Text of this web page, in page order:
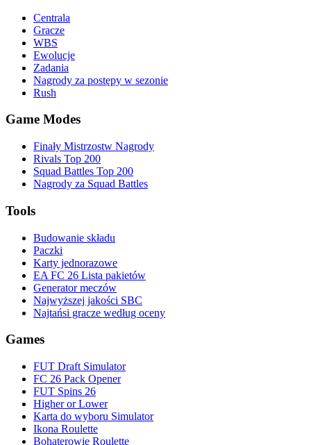
Centrala
Gracze
WBS
Ewolucje
Zadania
Nagrody za postępy w sezonie
Rush
Game Modes
Finały Mistrzostw Nagrody
Rivals Top 200
Squad Battles Top 200
Nagrody za Squad Battles
Tools
Budowanie składu
Paczki
Karty jednorazowe
EA FC 26 Lista pakietów
Generator meczów
Najwyższej jakości SBC
Najtańsi gracze według oceny
Games
FUT Draft Simulator
FC 26 Pack Opener
FUT Spins 26
Higher or Lower
Karta do wyboru Simulator
Ikona Roulette
Bohaterowie Roulette